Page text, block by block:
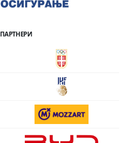
ПАРТНЕРИ